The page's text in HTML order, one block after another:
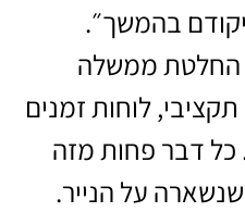
בהמשך״.
החלטת ממשלה
לוחות זמנים
כל דבר פחות מזה
על הנייר.